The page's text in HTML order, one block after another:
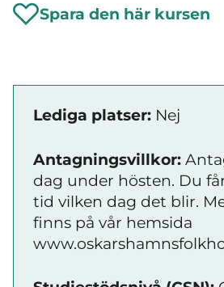
Spara den här kursen
Lediga platser: Nej
Antagningsvillkor:
dag under hösten. Du
tid vilken dag det blir.
finns på vår hemsida